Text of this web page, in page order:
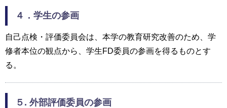
４．学生の参画
自己点検・評価委員会は、本学の教育研究改善のため、学
修者本位の観点から、学生FD委員の参画を得るものとす
る。
５. 外部評価委員の参画